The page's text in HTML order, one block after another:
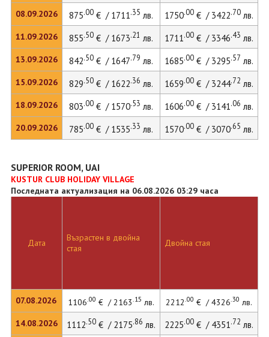
08.09.2026
11.09.2026
13.09.2026
15.09.2026
18.09.2026
20.09.2026
875.00€ / 1711.35 лв. 1750.00€ / 3422.70лв.
855.50€ / 1673.21 лв. 1711.00€ / 3346.43 лв.
842.50€ / 1647.79 лв. 1685.00€ / 3295.57 лв.
829.50€ / 1622.36 лв. 1659.00€ / 3244.72 лв.
803.00€ / 1570.53 лв. 1606.00€ / 3141.06 лв.
785.00€ / 1535.33 лв. 1570.00€ / 3070.65 лв.
SUPERIOR ROOM, UAI
KUSTUR CLUB HOLIDAY VILLAGE
Последната актуализация на 06.08.2026 03:29 часа
Дата
07.08.2026
14.08.2026
Възрастен в двойна
стая
Двойна стая
1106.00 € / 2163.15 лв. 2212.00 € / 4326.30 лв.
1112.50€ / 2175.86 лв. 2225.00€ / 4351.72 лв.